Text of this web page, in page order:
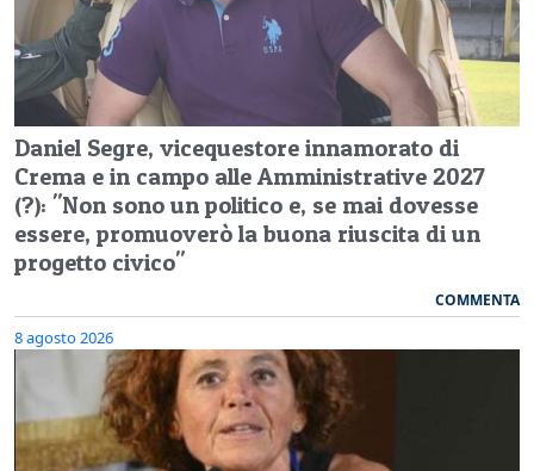
Daniel Segre, vicequestore innamorato di
Crema e in campo alle Amministrative 2027
(?): "Non sono un politico e, se mai dovesse
essere, promuoverò la buona riuscita di un
progetto civico"
COMMENTA
8 agosto 2026